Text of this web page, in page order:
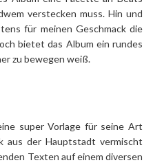
verstecken muss. Hin und
für meinen Geschmack die
bietet das Album ein rundes
zu bewegen weiß.
super Vorlage für seine Art
aus der Hauptstadt vermischt
Texten auf einem diversen